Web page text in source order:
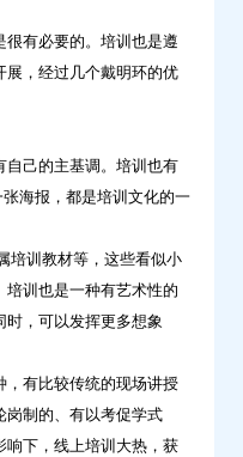
有必要的。培训也是遵
展，经过几个戴明环的优
自己的主基调。培训也有
海报，都是培训文化的一
培训教材等，这些看似小
训也是一种有艺术性的
时，可以发挥更多想象
，有比较传统的现场讲授
岗制的、有以考促学式
响下，线上培训大热，获